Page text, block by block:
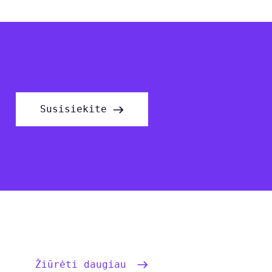
Susisiekite
Žiūrėti daugiau